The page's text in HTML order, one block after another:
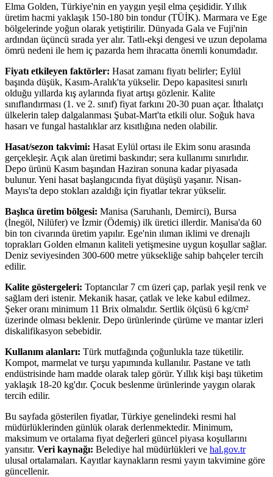
Elma Golden, Türkiye'nin en yaygın yeşil elma çeşididir. Yıllık
üretim hacmi yaklaşık 150-180 bin tondur (TÜİK). Marmara ve Ege
bölgelerinde yoğun olarak yetiştirilir. Dünyada Gala ve Fuji'nin
ardından üçüncü sırada yer alır. Tatlı-ekşi dengesi ve uzun depolama
ömrü nedeni ile hem iç pazarda hem ihracatta önemli konumdadır.
Fiyatı etkileyen faktörler: Hasat zamanı fiyatı belirler; Eylül
başında düşük, Kasım-Aralık'ta yükselir. Depo kapasitesi sınırlı
olduğu yıllarda kış aylarında fiyat artışı gözlenir. Kalite
sınıflandırması (1. ve 2. sınıf) fiyat farkını 20-30 puan açar. İthalatçı
ülkelerin talep dalgalanması Şubat-Mart'ta etkili olur. Soğuk hava
hasarı ve fungal hastalıklar arz kısıtlığına neden olabilir.
Hasat/sezon takvimi: Hasat Eylül ortası ile Ekim sonu arasında
gerçekleşir. Açık alan üretimi baskındır; sera kullanımı sınırlıdır.
Depo ürünü Kasım başından Haziran sonuna kadar piyasada
bulunur. Yeni hasat başlangıcında fiyat düşüşü yaşanır. Nisan-
Mayıs'ta depo stokları azaldığı için fiyatlar tekrar yükselir.
Başlıca üretim bölgesi: Manisa (Saruhanlı, Demirci), Bursa
(İnegöl, Nilüfer) ve İzmir (Ödemiş) ilk üretici illerdir. Manisa'da 60
bin ton civarında üretim yapılır. Ege'nin ılıman iklimi ve drenajlı
toprakları Golden elmanın kaliteli yetişmesine uygun koşullar sağlar.
Deniz seviyesinden 300-600 metre yüksekliğe sahip bahçeler tercih
edilir.
Kalite göstergeleri: Toptancılar 7 cm üzeri çap, parlak yeşil renk ve
sağlam deri istenir. Mekanik hasar, çatlak ve leke kabul edilmez.
Şeker oranı minimum 11 Brix olmalıdır. Sertlik ölçüsü 6 kg/cm²
üzerinde olması beklenir. Depo ürünlerinde çürüme ve mantar izleri
diskalifikasyon sebebidir.
Kullanım alanları: Türk mutfağında çoğunlukla taze tüketilir.
Kompot, marmelat ve turşu yapımında kullanılır. Pastane ve tatlı
endüstrisinde ham madde olarak talep görür. Yıllık kişi başı tüketim
yaklaşık 18-20 kg'dır. Çocuk beslenme ürünlerinde yaygın olarak
tercih edilir.
Bu sayfada gösterilen fiyatlar, Türkiye genelindeki resmi hal
müdürlüklerinden günlük olarak derlenmektedir. Minimum,
maksimum ve ortalama fiyat değerleri güncel piyasa koşullarını
yansıtır. Veri kaynağı: Belediye hal müdürlükleri ve hal.gov.tr
ulusal ortalamaları. Kayıtlar kaynakların resmi yayın takvimine göre
güncellenir.